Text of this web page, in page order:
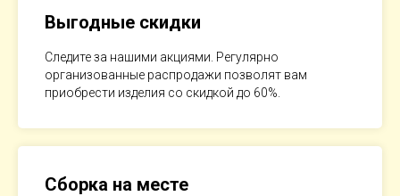
Выгодные скидки
Следите за нашими акциями. Регулярно
организованные распродажи позволят вам
приобрести изделия со скидкой до 60%.
Сборка на месте